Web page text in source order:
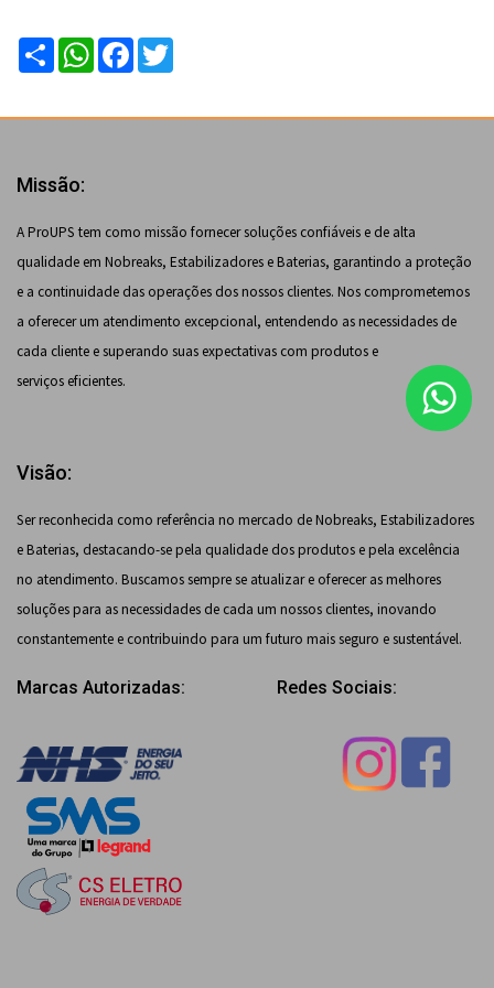
Compartilhar
WhatsAppFacebook
Twitter
Missão:
A ProUPS tem como missão fornecer soluções confiáveis e de alta
qualidade em Nobreaks, Estabilizadores e Baterias, garantindo a proteção
e a continuidade das operações dos nossos clientes. Nos comprometemos
a oferecer um atendimento excepcional, entendendo as necessidades de
cada cliente e superando suas expectativas com produtos e
serviços eficientes.
Visão:
Ser reconhecida como referência no mercado de Nobreaks, Estabilizadores
e Baterias, destacando-se pela qualidade dos produtos e pela excelência
no atendimento. Buscamos sempre se atualizar e oferecer as melhores
soluções para as necessidades de cada um nossos clientes, inovando
constantemente e contribuindo para um futuro mais seguro e sustentável.
Marcas Autorizadas: Redes Sociais: